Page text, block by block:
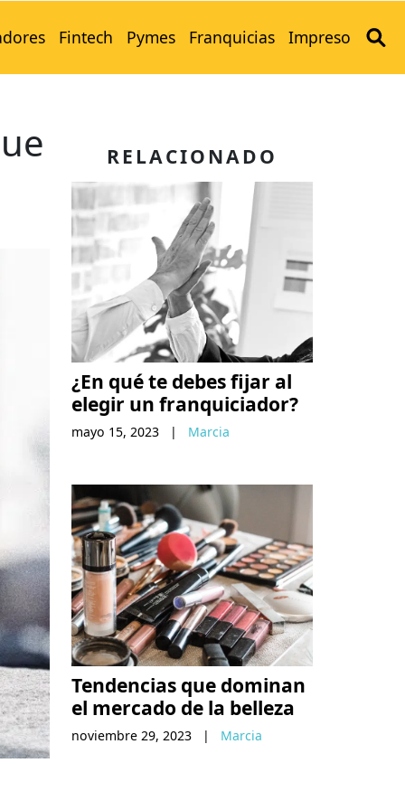
Fintech Pymes Franquicias Impreso
RELACIONADO
¿En qué te debes fijar al
elegir un franquiciador?
mayo 15, 2023 | Marcia
Tendencias que dominan
el mercado de la belleza
noviembre 29, 2023 | Marcia